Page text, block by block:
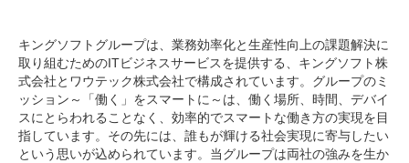
キングソフトグループは、業務効率化と生産性向上の課題解決に
取り組むためのITビジネスサービスを提供する、キングソフト株
式会社とワウテック株式会社で構成されています。グループのミ
ッション～「働く」をスマートに～は、働く場所、時間、デバイ
スにとらわれることなく、効率的でスマートな働き方の実現を目
指しています。その先には、誰もが輝ける社会実現に寄与したい
という思いが込められています。当グループは両社の強みを生か